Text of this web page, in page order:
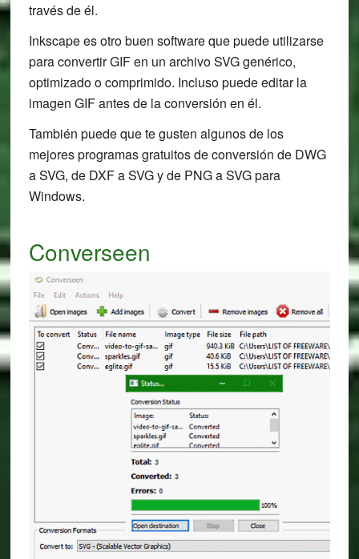
través de él.
Inkscape es otro buen software que puede utilizarse
para convertir GIF en un archivo SVG genérico,
optimizado o comprimido. Incluso puede editar la
imagen GIF antes de la conversión en él.
También puede que te gusten algunos de los
mejores programas gratuitos de conversión de DWG
a SVG, de DXF a SVG y de PNG a SVG para
Windows.
Converseen